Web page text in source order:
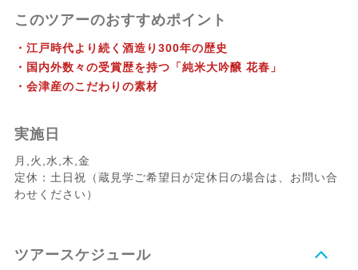
このツアーのおすすめポイント
・江戸時代より続く酒造り300年の歴史
・国内外数々の受賞歴を持つ「純米大吟醸 花春」
・会津産のこだわりの素材
実施日
月,火,水,木,金
定休：土日祝（蔵見学ご希望日が定休日の場合は、お問い合
わせください）
ツアースケジュール